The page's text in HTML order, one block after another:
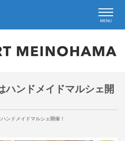
ハンドメイドマルシェ開
ンドメイドマルシェ開催！